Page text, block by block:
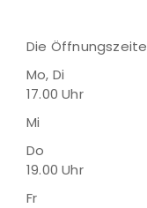
Die
Mo, Di 10.30
17.00 Uhr
Mi
Do 10.30 bis
19.00 Uhr
Fr 10.30